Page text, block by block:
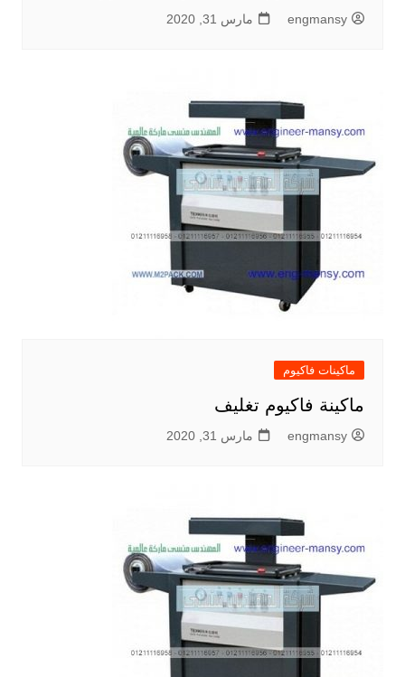
engmansy مارس 31, 2020
ماكينات فاكيوم
ماكينة فاكيوم تغليف
engmansy مارس 31, 2020